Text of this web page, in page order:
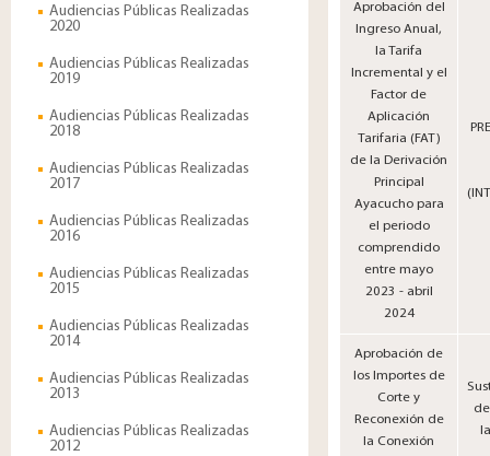
Aprobación del
Ingreso Anual,
la Tarifa
Incremental y el
Factor de
Aplicación
Tarifaria (FAT)
de la Derivación
Principal
Ayacucho para
el periodo
comprendido
entre mayo
2023 - abril
2024
Aprobación de
los Importes de
Corte y
Reconexión de
la Conexión
Audiencias Públicas Realizadas
2020
Audiencias Públicas Realizadas
2019
Audiencias Públicas Realizadas
2018
Audiencias Públicas Realizadas
2017
Audiencias Públicas Realizadas
2016
Audiencias Públicas Realizadas
2015
Audiencias Públicas Realizadas
2014
Audiencias Públicas Realizadas
2013
Audiencias Públicas Realizadas
2012